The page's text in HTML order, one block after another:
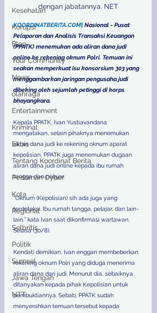
Kesehatan
Korupsi
Blog
Your Community
News
olahraga
Entertainment
Kriminal
Ekbis
Tentang Koordinat Berita
Pedoman Cyber
Kota
Regional
Selbritis
Politik
Sumsel
Jawa Tengah
NTT
dengan jabatannya. NET
KOORDINATBERITA.COM | Nasional - Pusat
Pelaporan dan Analisis Transaksi Keuangan
(PPATK) menemukan ada aliran dana judi
online ke rekening oknum Polri. Temuan ini
seakan memperkuat isu konsorsium 303 yang
menggambarkan jaringan pengusaha judi
dibeking oleh sejumlah petinggi di korps
bhayangkara.
Kepala PPATK, Ivan Yustiavandana
mengatakan, selain pihaknya menemukan
aliran dana judi ke rekening oknum aparat
kepolisian, PPATK juga menemukan dugaan
aliran dana judi online kepada ibu rumah
tangga dan pelajar.
“Oknum (Kepolisian) sih ada juga yang
terdeteksi. Ibu rumah tangga, pelajar, dan lain-
lain,” kata Ivan saat dikonfirmasi wartawan,
Selasa (30/8).
Kendati demikian, Ivan enggan membeberkan
rekening oknum Polri yang diduga menerima
aliran dana dari judi. Menurut dia, sebaiknya
ditanyakan kepada pihak Kepolisian untuk
pembuktiannya. Sebab, PPATK sudah
menyerahkan temuan tersebut kepada